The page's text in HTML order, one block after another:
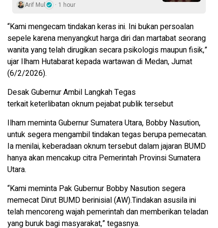
Arif Mul 1 hour
“Kami mengecam tindakan keras ini. Ini bukan persoalan
sepele karena menyangkut harga diri dan martabat seorang
wanita yang telah dirugikan secara psikologis maupun fisik,”
ujar Ilham Hutabarat kepada wartawan di Medan, Jumat
(6/2/2026).
Desak Gubernur Ambil Langkah Tegas
terkait keterlibatan oknum pejabat publik tersebut
Ilham meminta Gubernur Sumatera Utara, Bobby Nasution,
untuk segera mengambil tindakan tegas berupa pemecatan.
Ia menilai, keberadaan oknum tersebut dalam jajaran BUMD
hanya akan mencakup citra Pemerintah Provinsi Sumatera
Utara.
“Kami meminta Pak Gubernur Bobby Nasution segera
memecat Dirut BUMD berinisial (AW).Tindakan asusila ini
telah mencoreng wajah pemerintah dan memberikan teladan
yang buruk bagi masyarakat,” tegasnya.